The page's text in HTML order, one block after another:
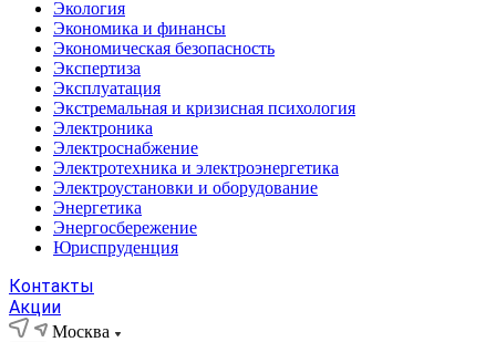
Экология
Экономика и финансы
Экономическая безопасность
Экспертиза
Эксплуатация
Экстремальная и кризисная психология
Электроника
Электроснабжение
Электротехника и электроэнергетика
Электроустановки и оборудование
Энергетика
Энергосбережение
Юриспруденция
Контакты
Акции
Москва